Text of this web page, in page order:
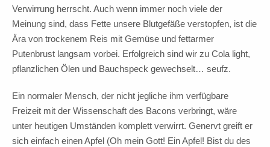
Verwirrung herrscht. Auch wenn immer noch viele der
Meinung sind, dass Fette unsere Blutgefäße verstopfen, ist die
Ära von trockenem Reis mit Gemüse und fettarmer
Putenbrust langsam vorbei. Erfolgreich sind wir zu Cola light,
pflanzlichen Ölen und Bauchspeck gewechselt… seufz.
Ein normaler Mensch, der nicht jegliche ihm verfügbare
Freizeit mit der Wissenschaft des Bacons verbringt, wäre
unter heutigen Umständen komplett verwirrt. Genervt greift er
sich einfach einen Apfel (Oh mein Gott! Ein Apfel! Bist du des